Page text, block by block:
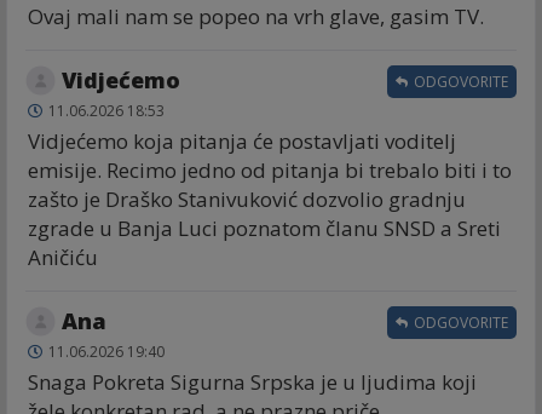
Ovaj mali nam se popeo na vrh glave, gasim TV.
Vidjećemo
11.06.2026 18:53
Vidjećemo koja pitanja će postavljati voditelj
emisije. Recimo jedno od pitanja bi trebalo biti i to
zašto je Draško Stanivuković dozvolio gradnju
zgrade u Banja Luci poznatom članu SNSD a Sreti
Aničiću
ODGOVORITE
Ana
11.06.2026 19:40
Snaga Pokreta Sigurna Srpska je u ljudima koji
ODGOVORITE